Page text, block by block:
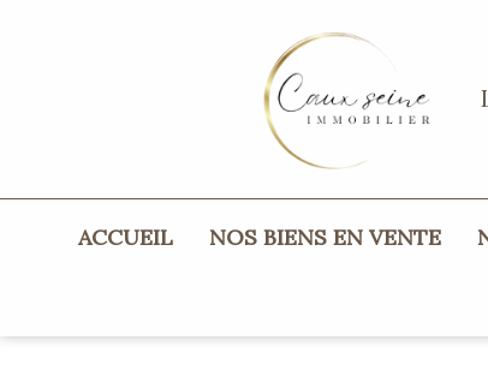
ACCUEIL NOS BIENS EN VENTE